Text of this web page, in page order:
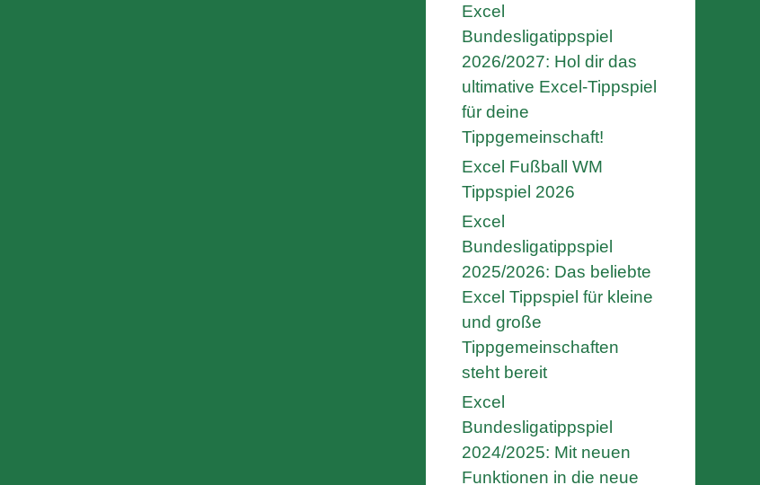
Excel
Bundesligatippspiel
2026/2027: Hol dir das
ultimative Excel-Tippspiel
für deine
Tippgemeinschaft!
Excel Fußball WM
Tippspiel 2026
Excel
Bundesligatippspiel
2025/2026: Das beliebte
Excel Tippspiel für kleine
und große
Tippgemeinschaften
steht bereit
Excel
Bundesligatippspiel
2024/2025: Mit neuen
Funktionen in die neue